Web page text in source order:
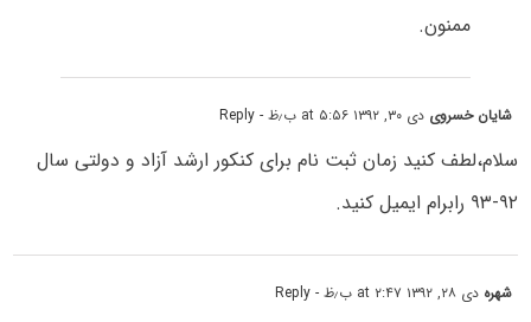
ممنون.
شایان خسروی دی ۳۰, ۱۳۹۲ at ۵:۵۶ ب٫ظ - Reply
سلام،لطف کنید زمان ثبت نام برای کنکور ارشد آزاد و دولتی سال
۹۲-۹۳ رابرام ایمیل کنید.
شهره دی ۲۸, ۱۳۹۲ at ۲:۴۷ ب٫ظ - Reply